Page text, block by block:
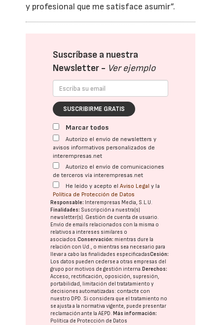
y profesional que me satisface asumir”.
Suscríbase a nuestra
Newsletter - Ver ejemplo
SUSCRIBIRME GRATIS
Marcar todos
Autorizo el envío de newsletters y
avisos informativos personalizados de
interempresas.net
Autorizo el envío de comunicaciones
de terceros vía interempresas.net
He leído y acepto elAviso Legal y la
Política de Protección de Datos
Responsable: Interempresas Media, S.L.U.
Finalidades: Suscripción a nuestra(s)
newsletter(s). Gestión de cuenta de usuario.
Envío de emails relacionados con la misma o
relativos a intereses similares o
asociados.Conservación: mientras dure la
relación con Ud., o mientras sea necesario para
llevar a cabo las finalidades especificadasCesión:
Los datos pueden cederse a otras empresas del
grupo por motivos de gestión interna. Derechos:
Acceso, rectificación, oposición, supresión,
portabilidad, limitación del tratatamiento y
decisiones automatizadas: contacte con
nuestro DPD. Si considera que el tratamiento no
se ajusta a la normativa vigente, puede presentar
reclamación ante laAEPD. Más información:
Política de Protección de Datos